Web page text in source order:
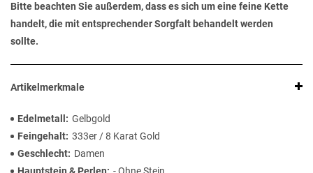
Bitte beachten Sie außerdem, dass es sich um eine feine Kette
handelt, die mit entsprechender Sorgfalt behandelt werden
sollte.
Artikelmerkmale
Edelmetall
Gelbgold
Feingehalt 333er / 8 Karat Gold
Geschlecht
Damen